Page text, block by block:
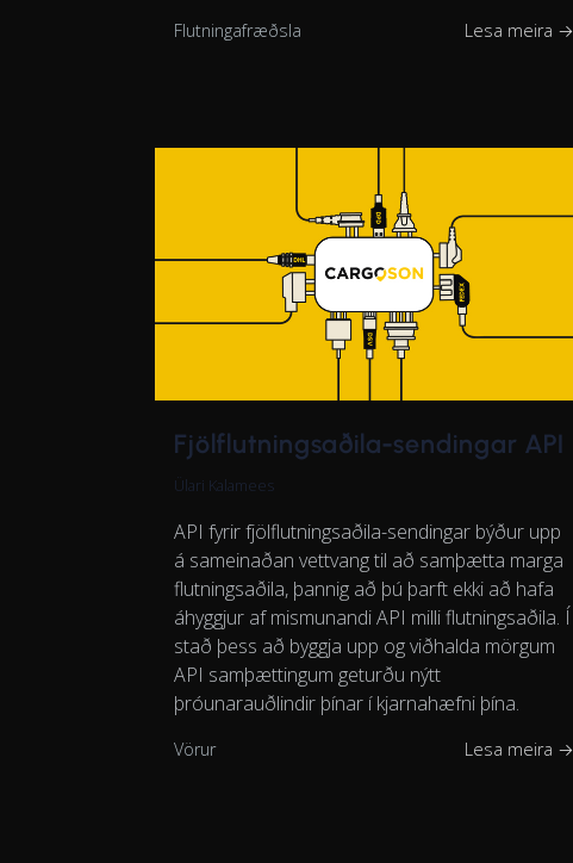
Flutningafræðsla Lesa meira →
Fjölflutningsaðila-sendingar API
Ülari Kalamees
API fyrir fjölflutningsaðila-sendingar býður upp
á sameinaðan vettvang til að samþætta marga
flutningsaðila, þannig að þú þarft ekki að hafa
áhyggjur af mismunandi API milli flutningsaðila. Í
stað þess að byggja upp og viðhalda mörgum
API samþættingum geturðu nýtt
þróunarauðlindir þínar í kjarnahæfni þína.
Vörur Lesa meira →